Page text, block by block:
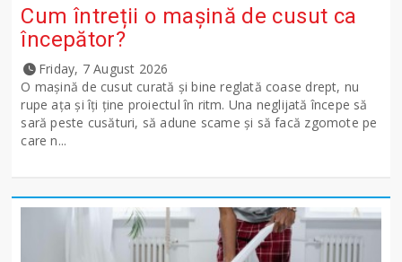
Cum întreții o mașină de cusut ca
începător?
Friday, 7 August 2026
O mașină de cusut curată și bine reglată coase drept, nu
rupe ața și îți ține proiectul în ritm. Una neglijată începe să
sară peste cusături, să adune scame și să facă zgomote pe
care n...